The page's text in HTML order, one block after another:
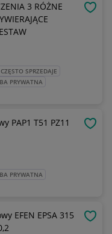
3 RÓŻNE
CZĘSTO SPRZEDAJE
PRYWATNA
PAP1 T51 PZ11
PRYWATNA
EFEN EPSA 315